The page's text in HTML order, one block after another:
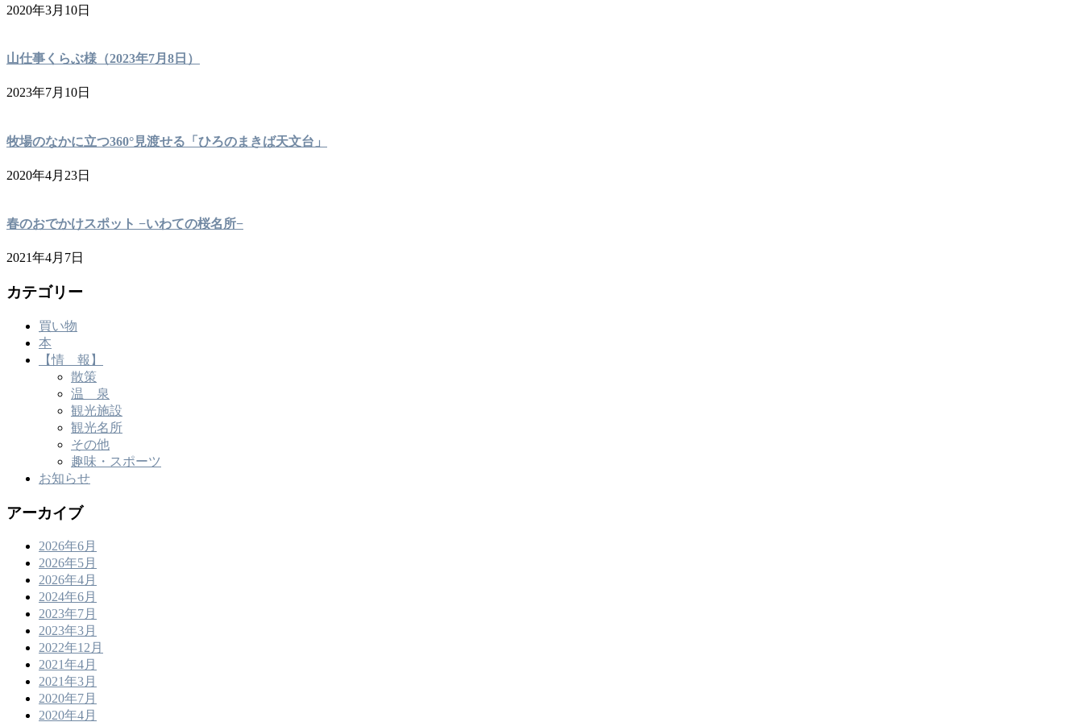
2020年3月10日
山仕事くらぶ様（2023年7月8日）
2023年7月10日
牧場のなかに立つ360°見渡せる「ひろのまきば天文台」
2020年4月23日
春のおでかけスポット −いわての桜名所−
2021年4月7日
カテゴリー
買い物
本
【情 報】
散策
温 泉
観光施設
観光名所
その他
趣味・スポーツ
お知らせ
アーカイブ
2026年6月
2026年5月
2026年4月
2024年6月
2023年7月
2023年3月
2022年12月
2021年4月
2021年3月
2020年7月
2020年4月